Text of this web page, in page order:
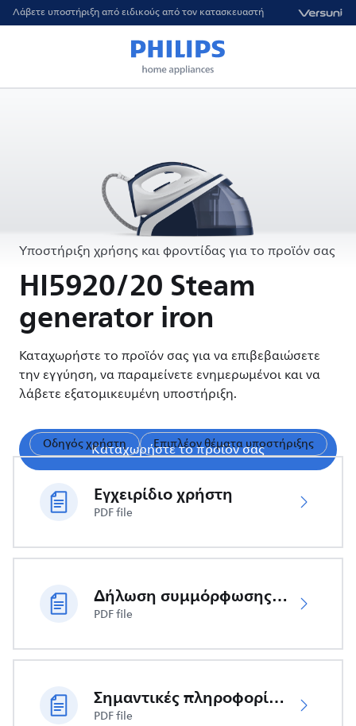
Λάβετε υποστήριξη από ειδικούς από τον κατασκευαστή
Υποστήριξη χρήσης και φροντίδας για το προϊόν σας
HI5920/20 Steam
generator iron
Καταχωρήστε το προϊόν σας για να επιβεβαιώσετε
την εγγύηση, να παραμείνετε ενημερωμένοι και να
λάβετε εξατομικευμένη υποστήριξη.
Καταχωρήστε το προϊόν σας
Οδηγός χρήστη Επιπλέον θέματα υποστήριξης
Εγχειρίδιο χρήστη
PDF file
Δήλωση συμμόρφωσης ΕΕ
PDF file
Σημαντικές πληροφορίες ασφαλείας
PDF file